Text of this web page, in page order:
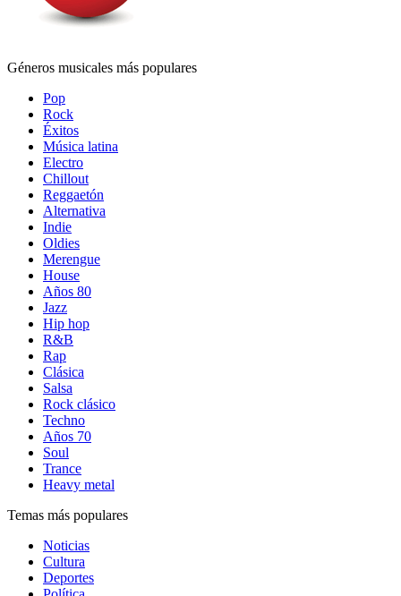
Géneros musicales más populares
Pop
Rock
Éxitos
Música latina
Electro
Chillout
Reggaetón
Alternativa
Indie
Oldies
Merengue
House
Años 80
Jazz
Hip hop
R&B
Rap
Clásica
Salsa
Rock clásico
Techno
Años 70
Soul
Trance
Heavy metal
Temas más populares
Noticias
Cultura
Deportes